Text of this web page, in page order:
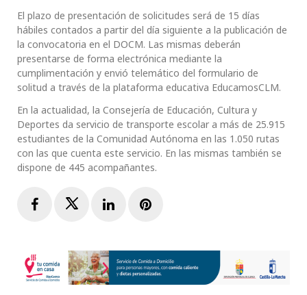
El plazo de presentación de solicitudes será de 15 días
hábiles contados a partir del día siguiente a la publicación de
la convocatoria en el DOCM. Las mismas deberán
presentarse de forma electrónica mediante la
cumplimentación y envió telemático del formulario de
solitud a través de la plataforma educativa EducamosCLM.
En la actualidad, la Consejería de Educación, Cultura y
Deportes da servicio de transporte escolar a más de 25.915
estudiantes de la Comunidad Autónoma en las 1.050 rutas
con las que cuenta este servicio. En las mismas también se
dispone de 445 acompañantes.
FacebookTwitterLinkedInPinterest